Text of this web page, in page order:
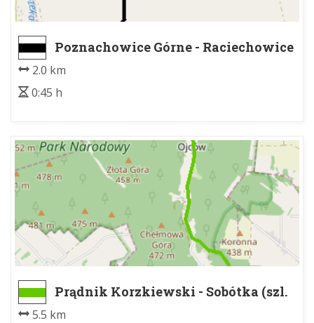
Poznachowice Górne - Raciechowice
2.0 km
0:45 h
Prądnik Korzkiewski - Sobótka (szl.
ziel.) - Dolina Sąspowska
5.5 km